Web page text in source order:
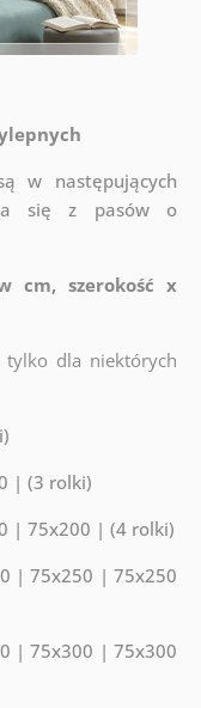
w następujących
się z pasów o
cm, szerokość x
dla niektórych
| (3 rolki)
| 75x200 | (4 rolki)
| 75x250 | 75x250
| 75x300 | 75x300